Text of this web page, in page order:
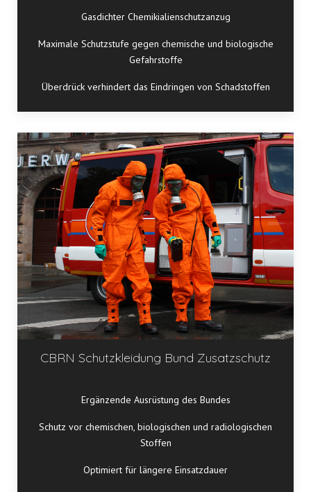
Gasdichter Chemikialienschutzanzug
Maximale Schutzstufe gegen chemische und biologische
Gefahrstoffe
Überdrück verhindert das Eindringen von Schadstoffen
CBRN Schutzkleidung Bund Zusatzschutz
Ergänzende Ausrüstung des Bundes
Schutz vor chemischen, biologischen und radiologischen
Stoffen
Optimiert für längere Einsatzdauer